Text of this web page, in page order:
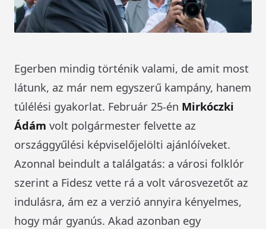
Egerben mindig történik valami, de amit most
látunk, az már nem egyszerű kampány, hanem
túlélési gyakorlat. Február 25-én Mirkóczki
Ádám volt polgármester felvette az
országgyűlési képviselőjelölti ajánlóíveket.
Azonnal beindult a találgatás: a városi folklór
szerint a Fidesz vette rá a volt városvezetőt az
indulásra, ám ez a verzió annyira kényelmes,
hogy már gyanús. Akad azonban egy